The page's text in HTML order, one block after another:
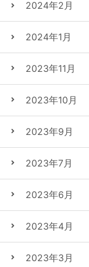
2024年2月
2024年1月
2023年11月
2023年10月
2023年9月
2023年7月
2023年6月
2023年4月
2023年3月